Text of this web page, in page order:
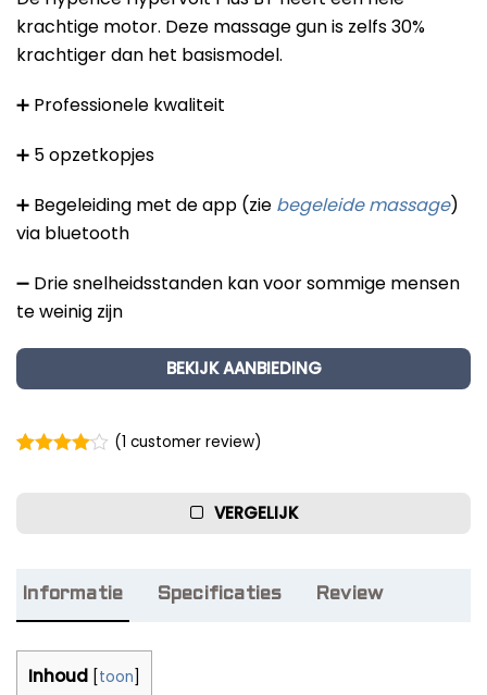
krachtige motor. Deze massage gun is zelfs 30%
krachtiger dan het basismodel.
➕ Professionele kwaliteit
➕ 5 opzetkopjes
➕ Begeleiding met de app (zie begeleide massage)
via bluetooth
➖ Drie snelheidsstanden kan voor sommige mensen
te weinig zijn
BEKIJK AANBIEDING
(1 customer review)
VERGELIJK
Informatie Specificaties Review
Inhoud [toon]
Onze favorieten